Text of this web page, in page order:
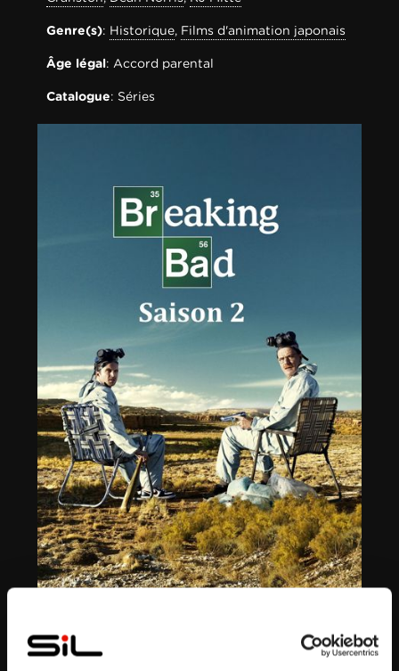
Genre(s): Historique, Films d'animation japonais
Âge légal: Accord parental
Catalogue: Séries